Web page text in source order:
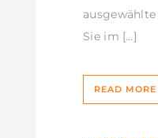
Sie im […]
READ MORE